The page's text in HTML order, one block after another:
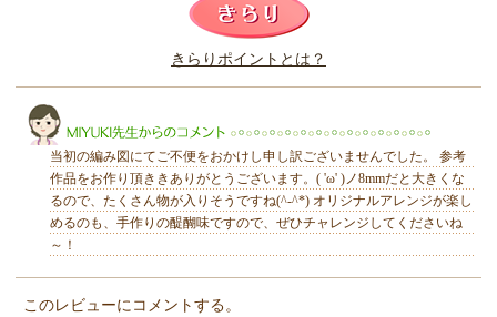
このレビューは参考になりましたか？
きらりポイントとは？
当初の編み図にてご不便をおかけし申し訳ございませんでした。 参考
作品をお作り頂ききありがとうございます。( 'ω' )ノ8mmだと大きくな
るので、たくさん物が入りそうですね(^-^*) オリジナルアレンジが楽し
めるのも、手作りの醍醐味ですので、ぜひチャレンジしてくださいね
～！
このレビューにコメントする。